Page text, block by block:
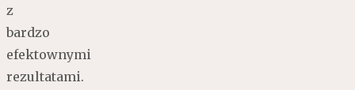
z
bardzo
efektownymi
rezultatami.